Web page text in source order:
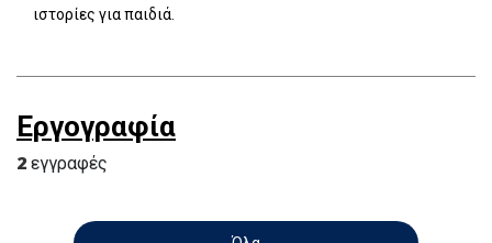
ιστορίες για παιδιά.
Εργογραφία
2 εγγραφές